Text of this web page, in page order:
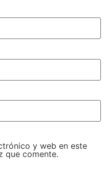
y web en este
que comente.